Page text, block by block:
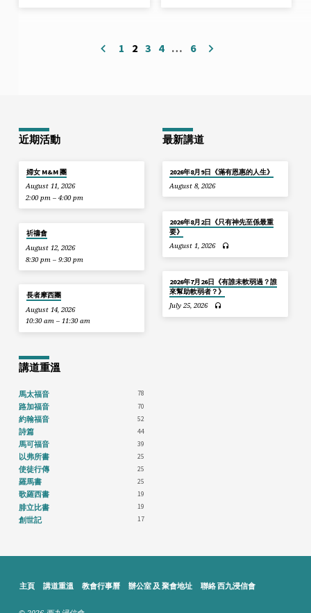
1 2 3 4 … 6
近期活動
婦女 M&M 團
August 11, 2026
2:00 pm – 4:00 pm
祈禱會
August 12, 2026
8:30 pm – 9:30 pm
長者摩西團
August 14, 2026
10:30 am – 11:30 am
最新講道
2026年8月9日《滿有恩惠的人生》
August 8, 2026
2026年8月2日《只有神先至係最重
要》
August 1, 2026
2026年7月26日《有誰未軟弱過？誰
來幫助軟弱者？》
July 25, 2026
講道重溫
馬太福音 78
路加福音 70
約翰福音 52
詩篇 44
馬可福音 39
以弗所書 25
使徒行傳 25
羅馬書 25
歌羅西書 19
腓立比書 19
創世記 17
主頁 講道重溫 教會行事曆 辦公室 及 聚會地址 聯絡 西九浸信會